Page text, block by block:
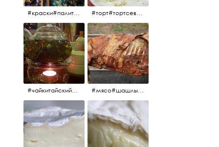
#краски#палитра#картина#живопись#aplgallery #торт#тортсевер#север#severspb#северметрополь#безе#безесклубникой#тортвоздушный#тортсбезе#cake#meringuecake#meringuecakewithstrawberries @sever_metropol
#чайкитайский#чай#tea#teachinese @chinacook.ru #мясо#шашлык#шашлыкмашлык #пальчикиоближешь